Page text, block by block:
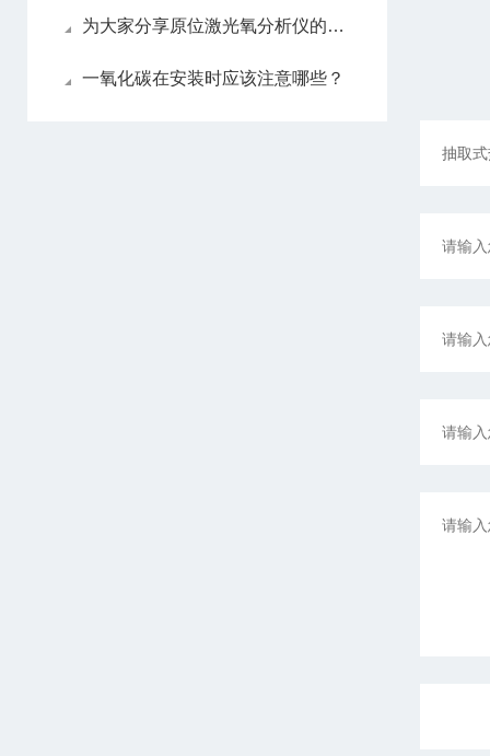
为大家分享原位激光氧分析仪的维护心得
一氧化碳在安装时应该注意哪些？